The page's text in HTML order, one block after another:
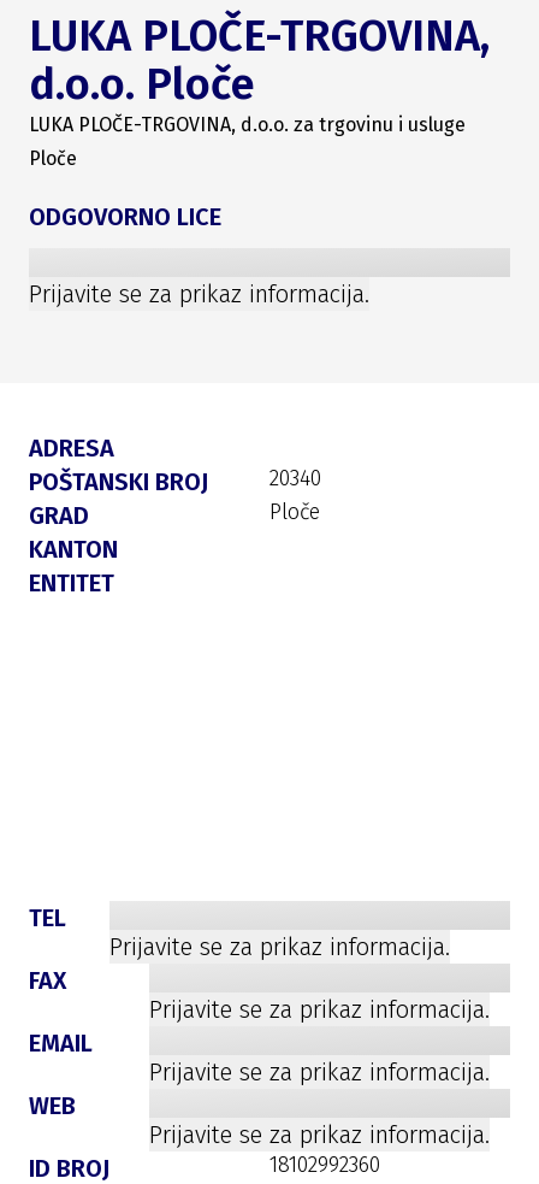
LUKA PLOČE-TRGOVINA,
d.o.o. Ploče
LUKA PLOČE-TRGOVINA, d.o.o. za trgovinu i usluge
Ploče
ODGOVORNO LICE
Prijavite se za prikaz informacija.
ADRESA
POŠTANSKI BROJ
20340
GRAD Ploče
KANTON
ENTITET
TEL
Prijavite se za prikaz informacija.
FAX
Prijavite se za prikaz informacija.
EMAIL
Prijavite se za prikaz informacija.
WEB
Prijavite se za prikaz informacija.
ID BROJ
18102992360